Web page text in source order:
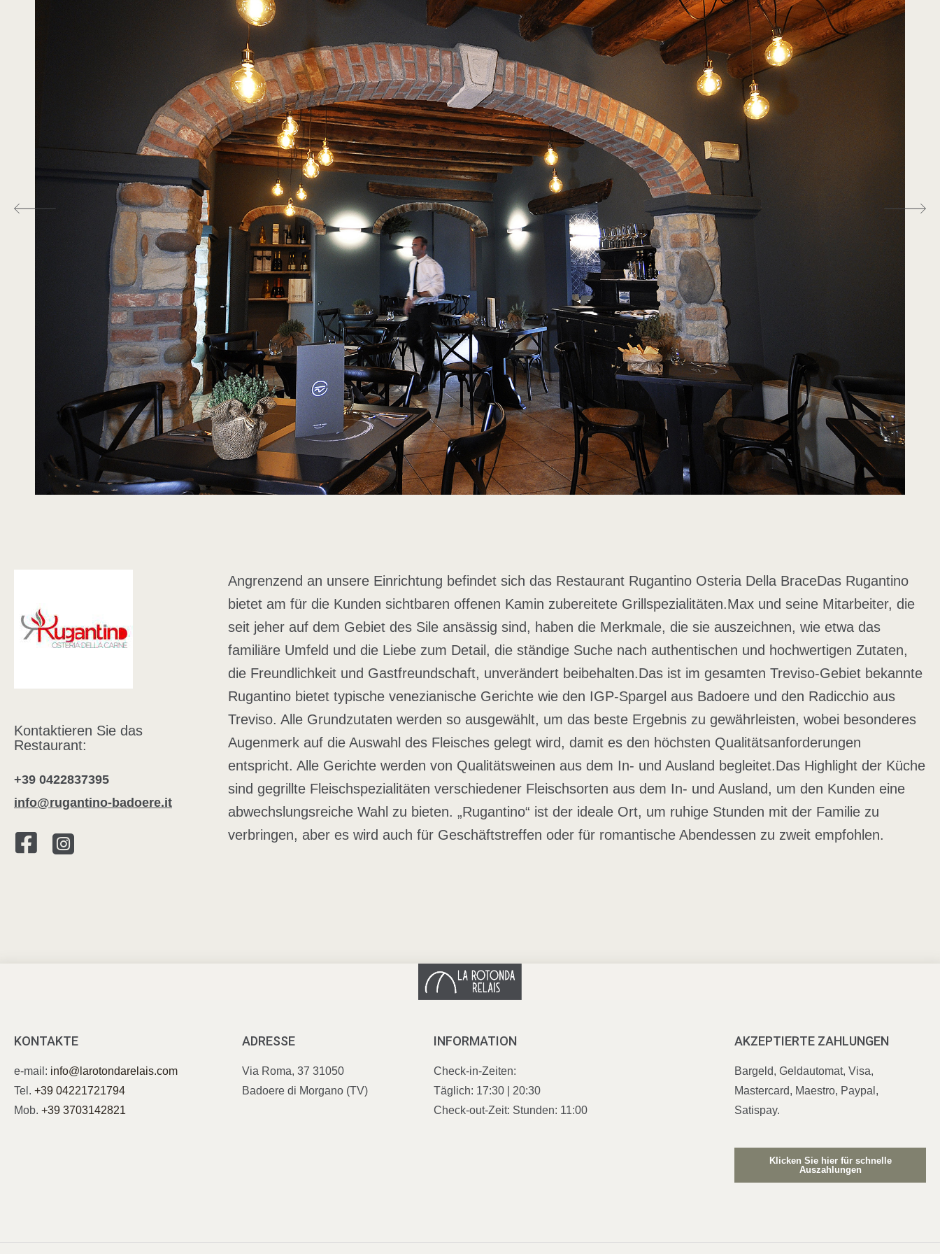
Kontaktieren Sie das
Restaurant:
+39 0422837395
info@rugantino-badoere.it
Angrenzend an unsere Einrichtung befindet sich das Restaurant Rugantino Osteria Della BraceDas Rugantino
bietet am für die Kunden sichtbaren offenen Kamin zubereitete Grillspezialitäten.Max und seine Mitarbeiter, die
seit jeher auf dem Gebiet des Sile ansässig sind, haben die Merkmale, die sie auszeichnen, wie etwa das
familiäre Umfeld und die Liebe zum Detail, die ständige Suche nach authentischen und hochwertigen Zutaten,
die Freundlichkeit und Gastfreundschaft, unverändert beibehalten.Das ist im gesamten Treviso-Gebiet bekannte
Rugantino bietet typische venezianische Gerichte wie den IGP-Spargel aus Badoere und den Radicchio aus
Treviso. Alle Grundzutaten werden so ausgewählt, um das beste Ergebnis zu gewährleisten, wobei besonderes
Augenmerk auf die Auswahl des Fleisches gelegt wird, damit es den höchsten Qualitätsanforderungen
entspricht. Alle Gerichte werden von Qualitätsweinen aus dem In- und Ausland begleitet.Das Highlight der Küche
sind gegrillte Fleischspezialitäten verschiedener Fleischsorten aus dem In- und Ausland, um den Kunden eine
abwechslungsreiche Wahl zu bieten. „Rugantino“ ist der ideale Ort, um ruhige Stunden mit der Familie zu
verbringen, aber es wird auch für Geschäftstreffen oder für romantische Abendessen zu zweit empfohlen.
KONTAKTE
e-mail: info@larotondarelais.com
Tel. +39 04221721794
Mob. +39 3703142821
ADRESSE
Via Roma, 37 31050
Badoere di Morgano (TV)
INFORMATION
Check-in-Zeiten:
Täglich: 17:30 | 20:30
Check-out-Zeit: Stunden: 11:00
AKZEPTIERTE ZAHLUNGEN
Bargeld, Geldautomat, Visa,
Mastercard, Maestro, Paypal,
Satispay.
Klicken Sie hier für schnelle
Auszahlungen